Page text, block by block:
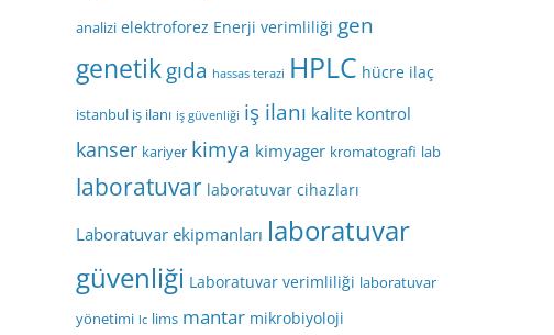
analizi elektroforez Enerji verimliliği gen
genetikgıda hassas terazi HPLC hücre ilaç
istanbul iş ilanı iş güvenliği iş ilanı kalite kontrol
kanser kariyer kimya kimyager kromatografi lab
laboratuvar laboratuvar cihazları
Laboratuvar ekipmanları laboratuvar
güvenliği Laboratuvar verimliliği laboratuvar
yönetimi lc lims mantar mikrobiyoloji